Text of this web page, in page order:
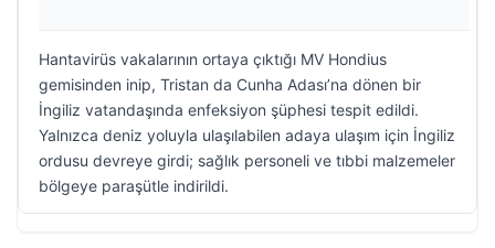
Hantavirüs vakalarının ortaya çıktığı MV Hondius
gemisinden inip, Tristan da Cunha Adası’na dönen bir
İngiliz vatandaşında enfeksiyon şüphesi tespit edildi.
Yalnızca deniz yoluyla ulaşılabilen adaya ulaşım için İngiliz
ordusu devreye girdi; sağlık personeli ve tıbbi malzemeler
bölgeye paraşütle indirildi.